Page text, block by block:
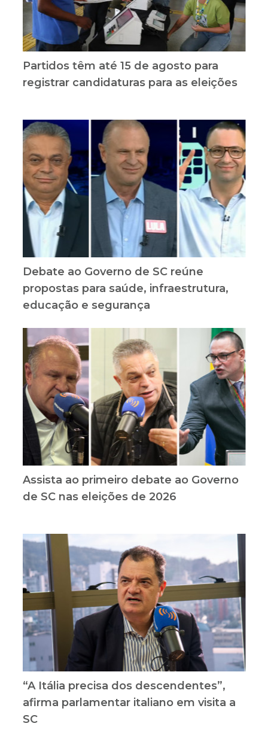
Partidos têm até 15 de agosto para
registrar candidaturas para as eleições
Debate ao Governo de SC reúne
propostas para saúde, infraestrutura,
educação e segurança
Assista ao primeiro debate ao Governo
de SC nas eleições de 2026
“A Itália precisa dos descendentes”,
afirma parlamentar italiano em visita a
SC